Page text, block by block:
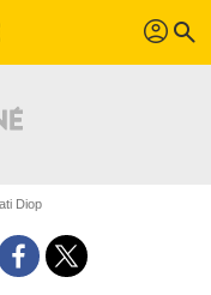
profil search
Diop